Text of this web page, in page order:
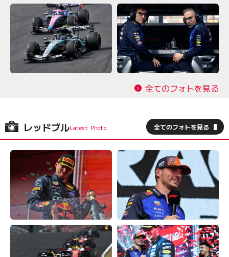
全てのフォトを見る
レッドブル 全てのフォトを見る